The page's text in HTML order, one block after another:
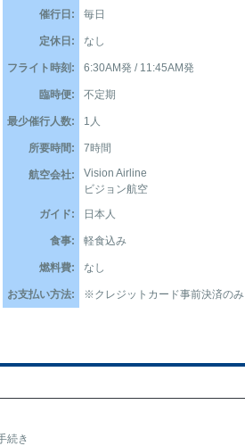
催行日: 毎日
定休日: なし
フライト時刻: 6:30AM発 / 11:45AM発
臨時便: 不定期
最少催行人数: 1人
所要時間: 7時間
航空会社:
Vision Airline
ビジョン航空
ガイド:
日本人
食事: 軽食込み
燃料費: なし
お支払い方法: ※クレジットカード事前決済のみ
続き